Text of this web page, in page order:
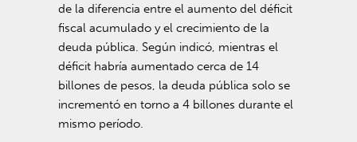
de la diferencia entre el aumento del déficit
fiscal acumulado y el crecimiento de la
deuda pública. Según indicó, mientras el
déficit habría aumentado cerca de 14
billones de pesos, la deuda pública solo se
incrementó en torno a 4 billones durante el
mismo período.